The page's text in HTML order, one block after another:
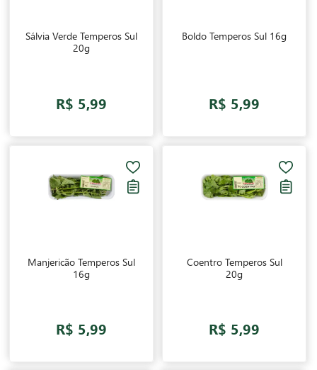
Sálvia Verde Temperos Sul
20g
R$ 5,99
Boldo Temperos Sul 16g
R$ 5,99
Manjericão Temperos Sul
16g
R$ 5,99
Coentro Temperos Sul
20g
R$ 5,99